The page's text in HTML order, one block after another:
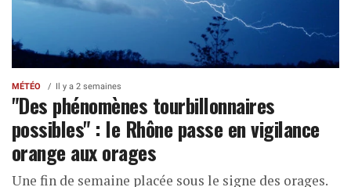
MÉTÉO Il y a 2 semaines
"Des phénomènes tourbillonnaires
possibles" : le Rhône passe en vigilance
orange aux orages
Une fin de semaine placée sous le signe des orages.